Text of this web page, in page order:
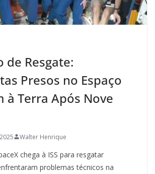
de Resgate:
Presos no Espaço
à Terra Após Nove
Walter Henrique
chega à ISS para resgatar
problemas técnicos na